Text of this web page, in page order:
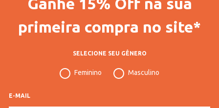
primeira compra no site*
SELECIONE SEU GÊNERO
Feminino Masculino
E-MAIL